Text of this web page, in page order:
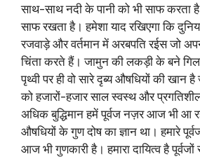
साथ-साथ नदी के पानी को भी साफ करता
साफ रखता है। हमेशा याद रखिएगा कि
रजवाड़े और वर्तमान में अरबपति रईस जो
चिंता करते हैं। जामुन की लकड़ी के बने
पृथ्वी पर ही वो सारे दृब्य औषधियों की खान
को हजारों-हजार साल स्वस्थ और
अधिक बुद्धिमान हमें पूर्वज नज़र आज भी आ
औषधियों के गुण दोष का ज्ञान था। हमारे पूर्वजों
आज भी गुणकारी है। हमारा दायित्व है पूर्वजों